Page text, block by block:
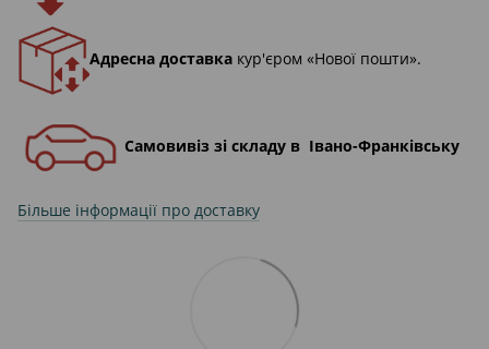
Адресна доставка кур'єром «Нової пошти».
Самовивіз зі складу в Івано-Франківську
Більше інформації про доставку